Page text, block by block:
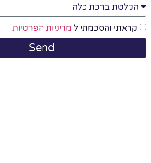
קראתי והסכמתי ל מדיניות הפרטיות
Send